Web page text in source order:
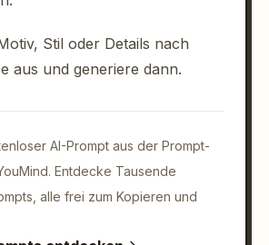
„Scarn 42“, „Yuki 34“, „Kaldrin
Sie abwechslungsreiche,
Porträts: violetter
Wesen, dunkelrotes
Haaren, blau maskierter
Steuerung: Erstellen Sie
Bereichs ein breites
Stil oder Details nach
aus und generiere dann.
AI-Prompt aus der Prompt-
Entdecke Tausende
alle frei zum Kopieren und